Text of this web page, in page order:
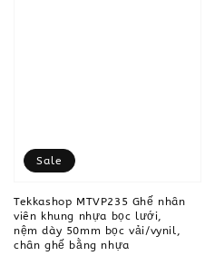
Sale
Tekkashop MTVP235 Ghế nhân
viên khung nhựa bọc lưới,
nệm dày 50mm bọc vải/vynil,
chân ghế bằng nhựa